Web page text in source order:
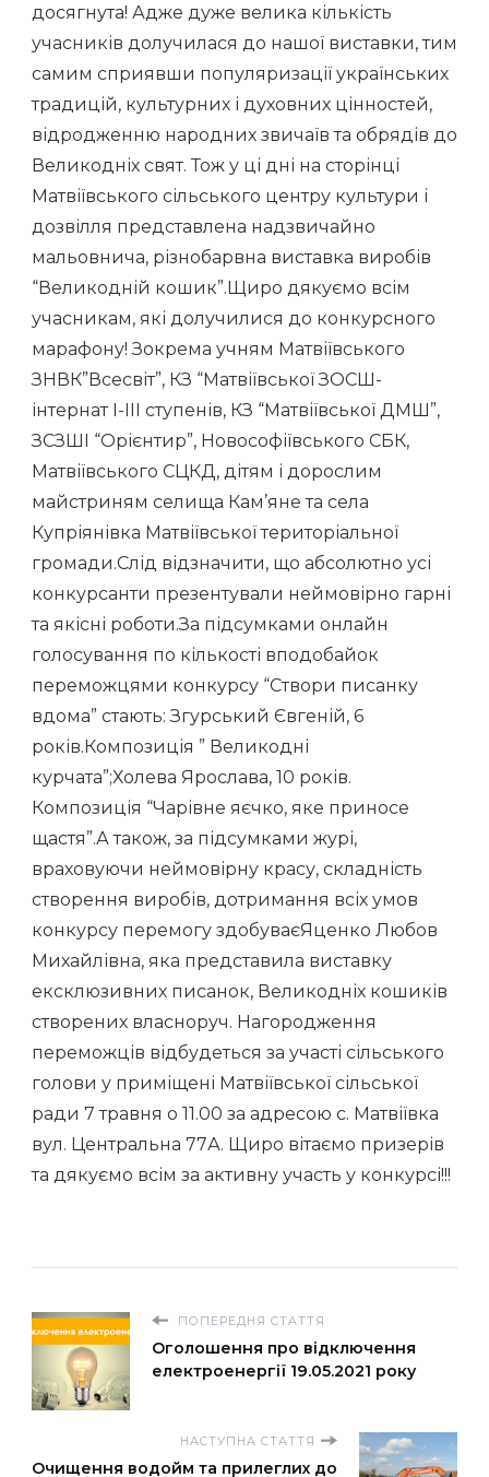
досягнута! Адже дуже велика кількість
учасників долучилася до нашої виставки, тим
самим сприявши популяризації українських
традицій, культурних і духовних цінностей,
відродженню народних звичаїв та обрядів до
Великодніх свят. Тож у ці дні на сторінці
Матвіївського сільського центру культури і
дозвілля представлена надзвичайно
мальовнича, різнобарвна виставка виробів
“Великодній кошик”.Щиро дякуємо всім
учасникам, які долучилися до конкурсного
марафону! Зокрема учням Матвіївського
ЗНВК”Всесвіт”, КЗ “Матвіївської ЗОСШ-
інтернат І-ІІІ ступенів, КЗ “Матвіївської ДМШ”,
ЗСЗШІ “Орієнтир”, Новософіївського СБК,
Матвіївського СЦКД, дітям і дорослим
майстриням селища Кам’яне та села
Купріянівка Матвіївської територіальної
громади.Слід відзначити, що абсолютно усі
конкурсанти презентували неймовірно гарні
та якісні роботи.За підсумками онлайн
голосування по кількості вподобайок
переможцями конкурсу “Створи писанку
вдома” стають: Згурський Євгеній, 6
років.Композиція ” Великодні
курчата”;Холева Ярослава, 10 років.
Композиція “Чарівне яєчко, яке приносе
щастя”.А також, за підсумками журі,
враховуючи неймовірну красу, складність
створення виробів, дотримання всіх умов
конкурсу перемогу здобуваєЯценко Любов
Михайлівна, яка представила виставку
ексклюзивних писанок, Великодніх кошиків
створених власноруч. Нагородження
переможців відбудеться за участі сільського
голови у приміщені Матвіївської сільської
ради 7 травня о 11.00 за адресою с. Матвіївка
вул. Центральна 77А. Щиро вітаємо призерів
та дякуємо всім за активну участь у конкурсі!!!
ПОПЕРЕДНЯ СТАТТЯ
Оголошення про відключення
електроенергії 19.05.2021 року
НАСТУПНА СТАТТЯ
Очищення водойм та прилеглих до